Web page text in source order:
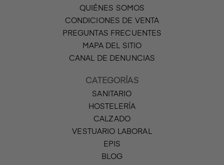
QUIÉNES SOMOS
CONDICIONES DE VENTA
PREGUNTAS FRECUENTES
MAPA DEL SITIO
CANAL DE DENUNCIAS
CATEGORÍAS
SANITARIO
HOSTELERÍA
CALZADO
VESTUARIO LABORAL
EPIS
BLOG